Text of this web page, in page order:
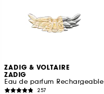
ZADIG & VOLTAIRE
ZADIG
Eau de parfum Rechargeable
257